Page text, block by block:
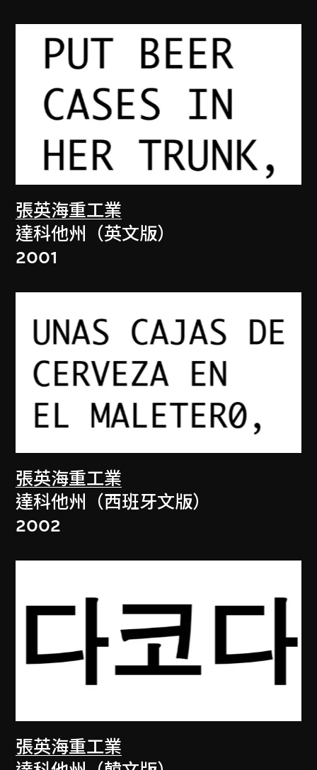
張英海重工業
達科他州（英文版）
2001
張英海重工業
達科他州（西班牙文版）
2002
張英海重工業